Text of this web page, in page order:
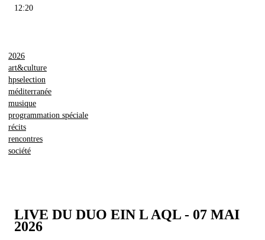
12:20
2026
art&culture
hpselection
méditerranée
musique
programmation spéciale
récits
rencontres
société
LIVE DU DUO EIN L AQL - 07 MAI
2026